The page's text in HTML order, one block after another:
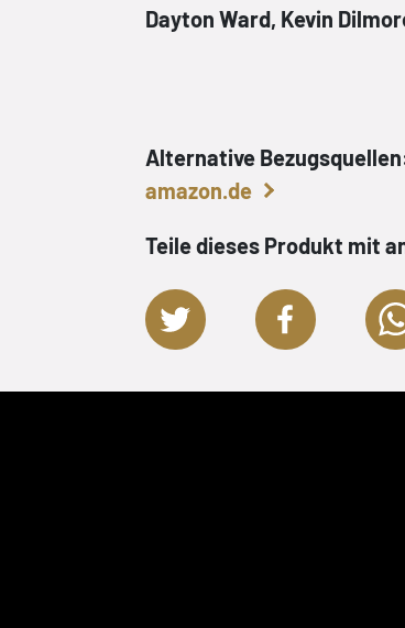
Dayton Ward, Kevin
Alternative
amazon.de
Teile dieses Produkt mit